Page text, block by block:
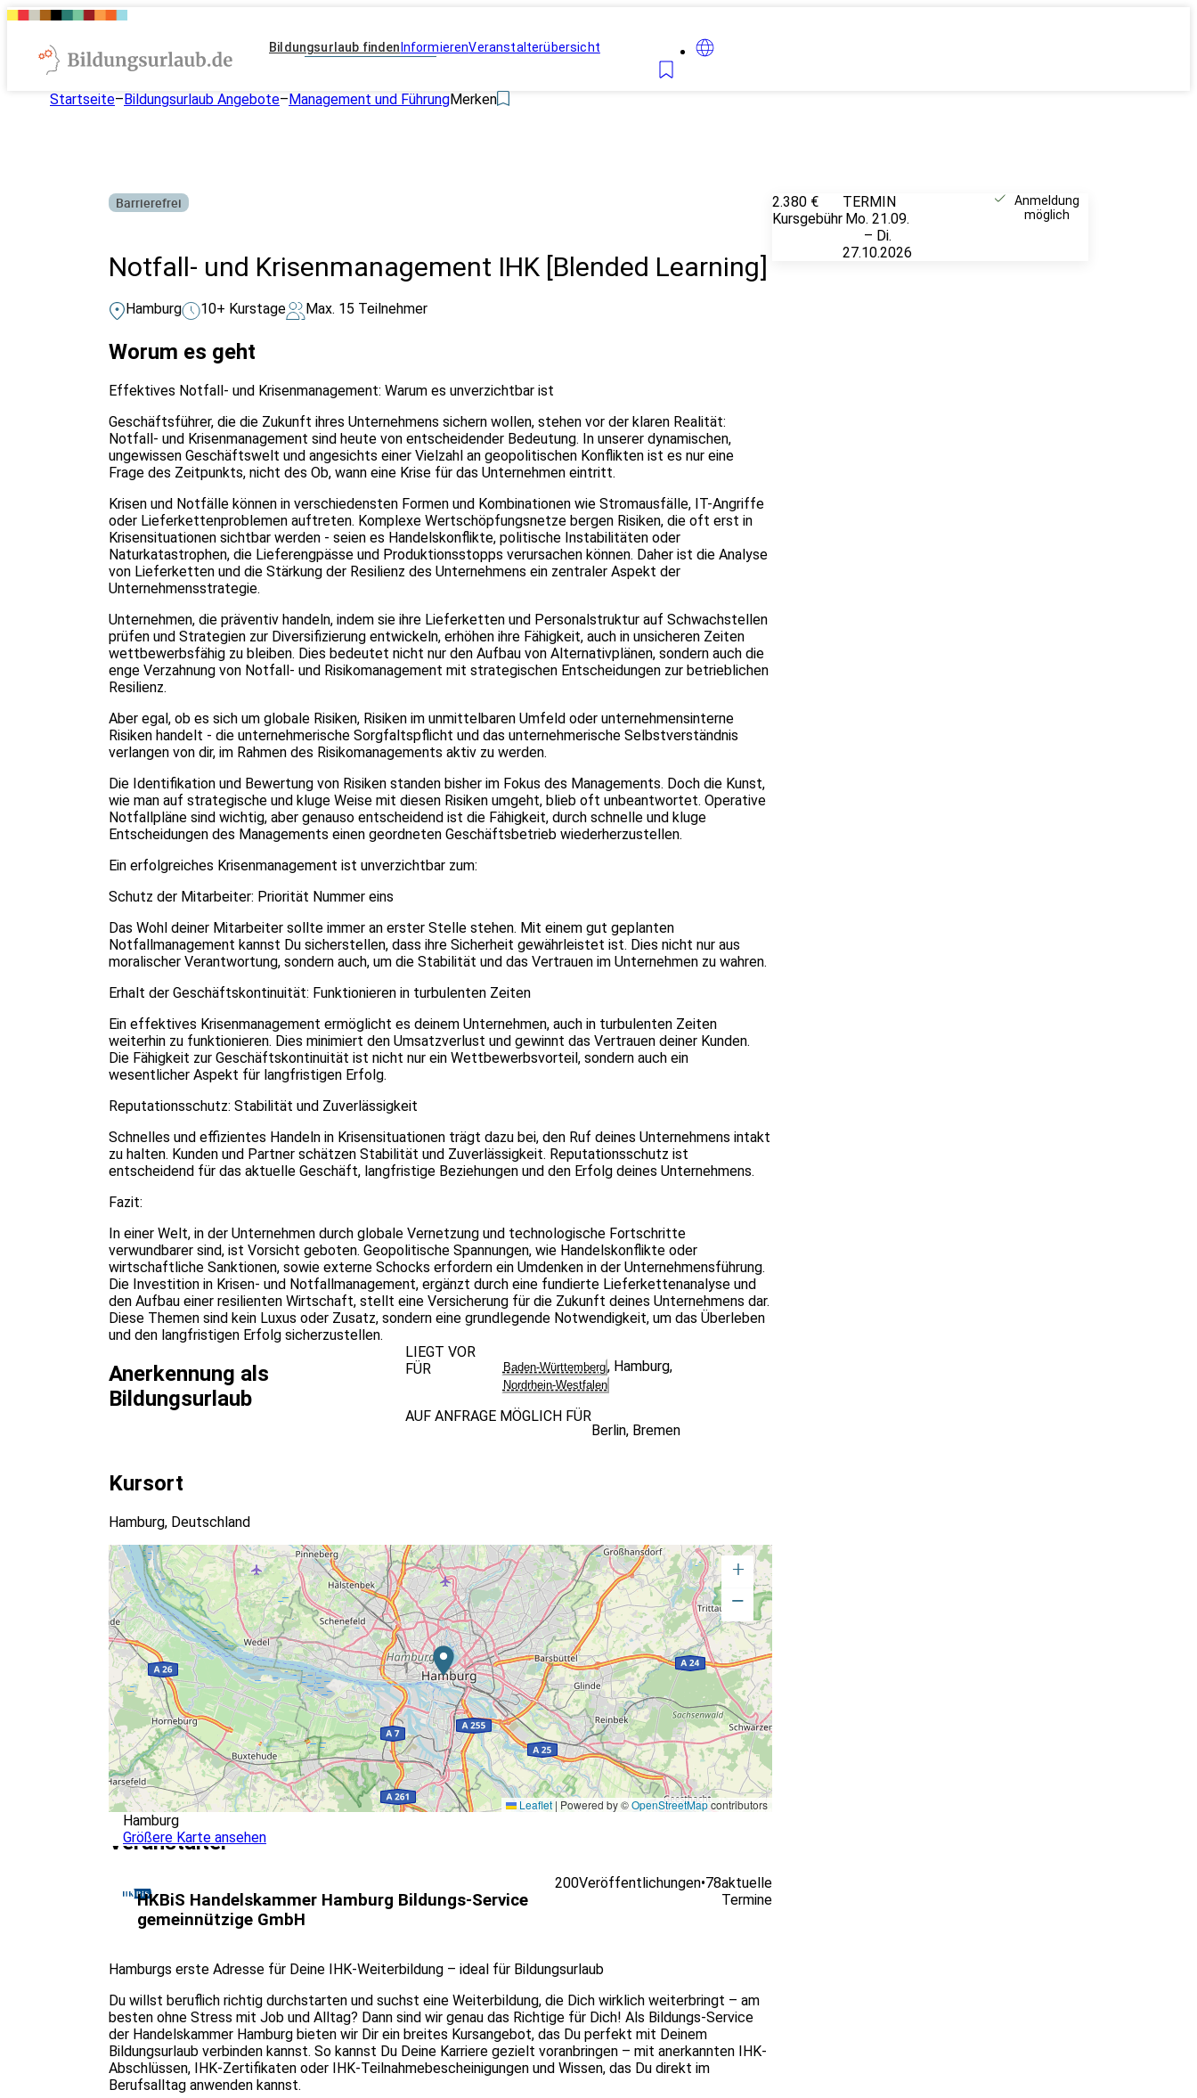
Bildungsurlaub finden InformierenVeranstalterübersicht
Startseite–Bildungsurlaub Angebote–Management und FührungMerken
Barrierefrei
Notfall- und Krisenmanagement IHK [Blended Learning]
Hamburg 10+ Kurstage Max. 15 Teilnehmer
Worum es geht
Effektives Notfall- und Krisenmanagement: Warum es unverzichtbar ist
Geschäftsführer, die die Zukunft ihres Unternehmens sichern wollen, stehen vor der klaren Realität:
Notfall- und Krisenmanagement sind heute von entscheidender Bedeutung. In unserer dynamischen,
ungewissen Geschäftswelt und angesichts einer Vielzahl an geopolitischen Konflikten ist es nur eine
Frage des Zeitpunkts, nicht des Ob, wann eine Krise für das Unternehmen eintritt.
Krisen und Notfälle können in verschiedensten Formen und Kombinationen wie Stromausfälle, IT-Angriffe
oder Lieferkettenproblemen auftreten. Komplexe Wertschöpfungsnetze bergen Risiken, die oft erst in
Krisensituationen sichtbar werden - seien es Handelskonflikte, politische Instabilitäten oder
Naturkatastrophen, die Lieferengpässe und Produktionsstopps verursachen können. Daher ist die Analyse
von Lieferketten und die Stärkung der Resilienz des Unternehmens ein zentraler Aspekt der
Unternehmensstrategie.
Unternehmen, die präventiv handeln, indem sie ihre Lieferketten und Personalstruktur auf Schwachstellen
prüfen und Strategien zur Diversifizierung entwickeln, erhöhen ihre Fähigkeit, auch in unsicheren Zeiten
wettbewerbsfähig zu bleiben. Dies bedeutet nicht nur den Aufbau von Alternativplänen, sondern auch die
enge Verzahnung von Notfall- und Risikomanagement mit strategischen Entscheidungen zur betrieblichen
Resilienz.
Aber egal, ob es sich um globale Risiken, Risiken im unmittelbaren Umfeld oder unternehmensinterne
Risiken handelt - die unternehmerische Sorgfaltspflicht und das unternehmerische Selbstverständnis
verlangen von dir, im Rahmen des Risikomanagements aktiv zu werden.
Die Identifikation und Bewertung von Risiken standen bisher im Fokus des Managements. Doch die Kunst,
wie man auf strategische und kluge Weise mit diesen Risiken umgeht, blieb oft unbeantwortet. Operative
Notfallpläne sind wichtig, aber genauso entscheidend ist die Fähigkeit, durch schnelle und kluge
Entscheidungen des Managements einen geordneten Geschäftsbetrieb wiederherzustellen.
Ein erfolgreiches Krisenmanagement ist unverzichtbar zum:
Schutz der Mitarbeiter: Priorität Nummer eins
Das Wohl deiner Mitarbeiter sollte immer an erster Stelle stehen. Mit einem gut geplanten
Notfallmanagement kannst Du sicherstellen, dass ihre Sicherheit gewährleistet ist. Dies nicht nur aus
moralischer Verantwortung, sondern auch, um die Stabilität und das Vertrauen im Unternehmen zu wahren.
Erhalt der Geschäftskontinuität: Funktionieren in turbulenten Zeiten
Ein effektives Krisenmanagement ermöglicht es deinem Unternehmen, auch in turbulenten Zeiten
weiterhin zu funktionieren. Dies minimiert den Umsatzverlust und gewinnt das Vertrauen deiner Kunden.
Die Fähigkeit zur Geschäftskontinuität ist nicht nur ein Wettbewerbsvorteil, sondern auch ein
wesentlicher Aspekt für langfristigen Erfolg.
Reputationsschutz: Stabilität und Zuverlässigkeit
Schnelles und effizientes Handeln in Krisensituationen trägt dazu bei, den Ruf deines Unternehmens intakt
zu halten. Kunden und Partner schätzen Stabilität und Zuverlässigkeit. Reputationsschutz ist
entscheidend für das aktuelle Geschäft, langfristige Beziehungen und den Erfolg deines Unternehmens.
Fazit:
In einer Welt, in der Unternehmen durch globale Vernetzung und technologische Fortschritte
verwundbarer sind, ist Vorsicht geboten. Geopolitische Spannungen, wie Handelskonflikte oder
wirtschaftliche Sanktionen, sowie externe Schocks erfordern ein Umdenken in der Unternehmensführung.
Die Investition in Krisen- und Notfallmanagement, ergänzt durch eine fundierte Lieferkettenanalyse und
den Aufbau einer resilienten Wirtschaft, stellt eine Versicherung für die Zukunft deines Unternehmens dar.
Diese Themen sind kein Luxus oder Zusatz, sondern eine grundlegende Notwendigkeit, um das Überleben
und den langfristigen Erfolg sicherzustellen.
Anerkennung als
Bildungsurlaub
LIEGT VOR
FÜR
Baden-Württemberg, Hamburg,
Nordrhein-Westfalen
AUF ANFRAGE MÖGLICH FÜR
Berlin, Bremen
Kursort
Hamburg, Deutschland
+
−
Leaflet | Powered by ©OpenStreetMapcontributors
Hamburg
Größere Karte ansehen
Veranstalter
HKBiS Handelskammer Hamburg Bildungs-Service
gemeinnützige GmbH
200Veröffentlichungen•78aktuelle
Termine
Hamburgs erste Adresse für Deine IHK-Weiterbildung – ideal für Bildungsurlaub
Du willst beruflich richtig durchstarten und suchst eine Weiterbildung, die Dich wirklich weiterbringt – am
besten ohne Stress mit Job und Alltag? Dann sind wir genau das Richtige für Dich! Als Bildungs-Service
der Handelskammer Hamburg bieten wir Dir ein breites Kursangebot, das Du perfekt mit Deinem
Bildungsurlaub verbinden kannst. So kannst Du Deine Karriere gezielt voranbringen – mit anerkannten IHK-
Abschlüssen, IHK-Zertifikaten oder IHK-Teilnahmebescheinigungen und Wissen, das Du direkt im
Berufsalltag anwenden kannst.
2.380 €
Kursgebühr
TERMIN
Mo. 21.09.
– Di.
27.10.2026
Anmeldung
möglich